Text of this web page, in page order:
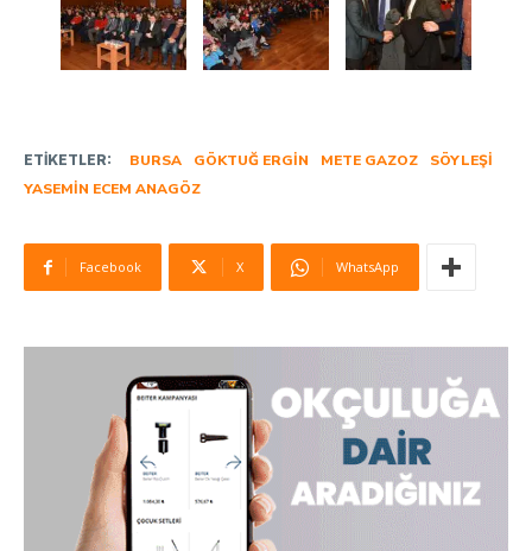
ETIKETLER: BURSA GÖKTUĞ ERGIN METE GAZOZ
SÖYLEŞI
YASEMIN ECEM ANAGÖZ
Facebook X WhatsApp